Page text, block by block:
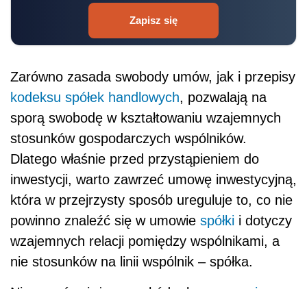
Zapisz się
Zarówno zasada swobody umów, jak i przepisy
kodeksu spółek handlowych, pozwalają na
sporą swobodę w kształtowaniu wzajemnych
stosunków gospodarczych wspólników.
Dlatego właśnie przed przystąpieniem do
inwestycji, warto zawrzeć umowę inwestycyjną,
która w przejrzysty sposób ureguluje to, co nie
powinno znaleźć się w umowie spółki i dotyczy
wzajemnych relacji pomiędzy wspólnikami, a
nie stosunków na linii wspólnik – spółka.